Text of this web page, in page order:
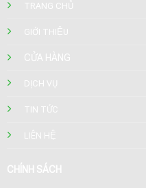
TRANG CHỦ
GIỚI THIỆU
CỬA HÀNG
DỊCH VỤ
TIN TỨC
LIÊN HỆ
CHÍNH SÁCH